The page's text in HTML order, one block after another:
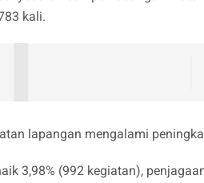
kali.
lapangan mengalami
3,98% (992 kegiatan),